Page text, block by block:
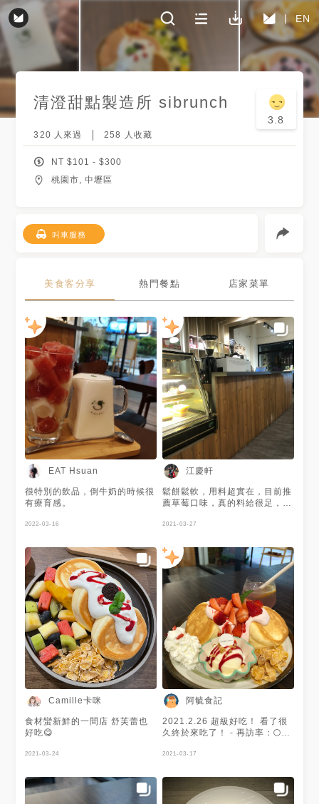
EN
清澄甜點製造所 sibrunch
3.8
320 人來過 258 人收藏
NT $101 - $300
桃園市, 中壢區
叫車服務
美食客分享 熱門餐點 店家菜單
EAT Hsuan
很特別的飲品，倒牛奶的時候很
有療育感。
2022-03-16
江慶軒
鬆餅鬆軟，用料超實在，目前推
薦草莓口味，真的料給很足，飲
2021-03-27
Camille卡咪
食材蠻新鮮的一間店 舒芙蕾也
好吃😋
2021-03-24
阿毓食記
2021.2.26 超級好吃！ 看了很
久終於來吃了！ - 再訪率：🌕🌕
格：以學生來說 偏貴 - 滿滿的
盤端上來真的有嚇到 量很多 真
的會想常來吃QQ
2021-03-17